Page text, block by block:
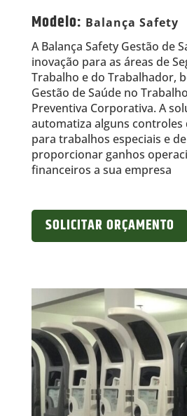
Modelo: Balança Safety
A Balança Safety Gestão de
inovação para as áreas de
Trabalho e do Trabalhador,
Gestão de Saúde no
Preventiva Corporativa. A
automatiza alguns controles
para trabalhos especiais e
proporcionar ganhos
financeiros a sua empresa
SOLICITAR ORÇAMENTO